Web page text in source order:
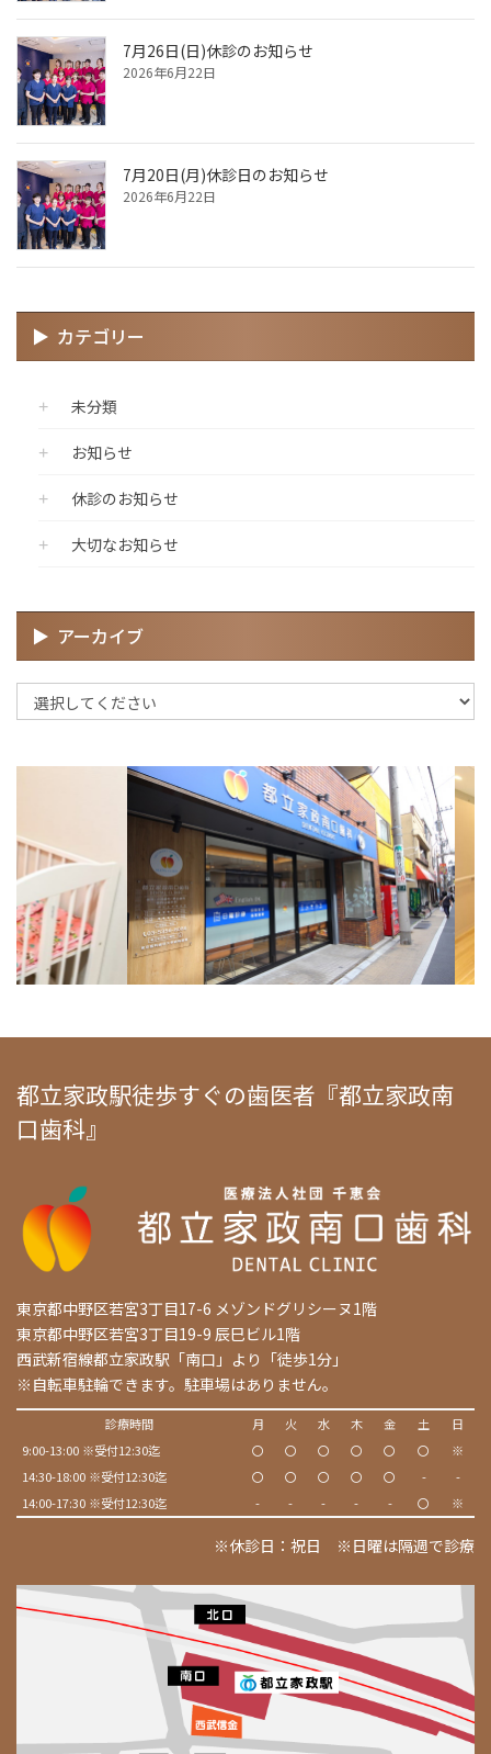
7月26日(日)休診のお知らせ
2026年6月22日
7月20日(月)休診日のお知らせ
2026年6月22日
カテゴリー
未分類
お知らせ
休診のお知らせ
大切なお知らせ
アーカイブ
都立家政駅徒歩すぐの歯医者『都立家政南
口歯科』
東京都中野区若宮3丁目17-6 メゾンドグリシーヌ1階
東京都中野区若宮3丁目19-9 辰巳ビル1階
西武新宿線都立家政駅「南口」より「徒歩1分」
※自転車駐輪できます。駐車場はありません。
診療時間 月 火 水 木 金 土
日
9:00-13:00 ※受付12:30迄
〇 〇 〇 〇 〇 〇
※
14:30-18:00 ※受付12:30迄
〇 〇 〇 〇 〇 -
-
14:00-17:30 ※受付12:30迄
- - - - - 〇 ※
※休診日：祝日 ※日曜は隔週で診療